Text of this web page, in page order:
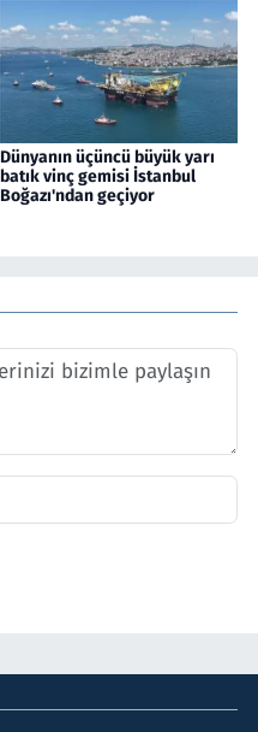
Dünyanın üçüncü büyük yarı
batık vinç gemisi İstanbul
Boğazı'ndan geçiyor